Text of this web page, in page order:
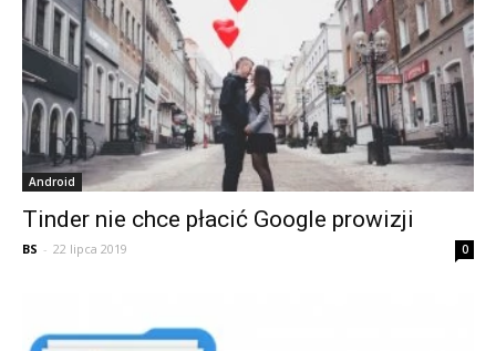
Android
Tinder nie chce płacić Google prowizji
BS - 22 lipca 2019 0